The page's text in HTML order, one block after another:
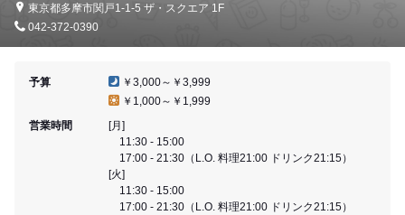
東京都多摩市関戸1-1-5 ザ・スクエア 1F
042-372-0390
予算
￥3,000～￥3,999
￥1,000～￥1,999
営業時間
[月]
11:30 - 15:00
17:00 - 21:30（L.O. 料理21:00 ドリンク21:15）
[火]
11:30 - 15:00
17:00 - 21:30（L.O. 料理21:00 ドリンク21:15）